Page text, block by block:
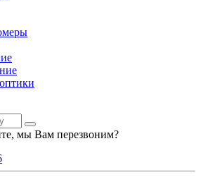
мы Вам перезвоним?